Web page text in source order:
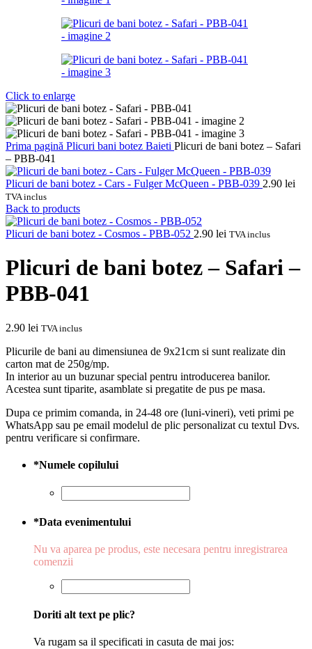
Click to enlarge
Prima pagină Plicuri bani botez Baieti Plicuri de bani botez – Safari
– PBB-041
Plicuri de bani botez - Cars - Fulger McQueen - PBB-039 2.90 lei
TVA inclus
Back to products
Plicuri de bani botez - Cosmos - PBB-052 2.90 lei TVA inclus
Plicuri de bani botez – Safari –
PBB-041
2.90 lei TVA inclus
Plicurile de bani au dimensiunea de 9x21cm si sunt realizate din
carton mat de 250g/mp.
In interior au un buzunar special pentru introducerea banilor.
Acestea sunt tiparite, asamblate si pregatite de pus pe masa.
Dupa ce primim comanda, in 24-48 ore (luni-vineri), veti primi pe
WhatsApp sau pe email modelul de plic personalizat cu textul Dvs.
pentru verificare si confirmare.
*Numele copilului
*Data evenimentului
Nu va aparea pe produs, este necesara pentru inregistrarea
comenzii
Doriti alt text pe plic?
Va rugam sa il specificati in casuta de mai jos: